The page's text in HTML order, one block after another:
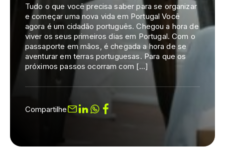
Tudo o que você precisa saber para se organizar
e começar uma nova vida em Portugal Você
agora é um cidadão português. Chegou a hora de
viver os seus primeiros dias em Portugal. Com o
passaporte em mãos, é chegada a hora de se
aventurar em terras portuguesas. Para que os
próximos passos ocorram com […]
Compartilhe